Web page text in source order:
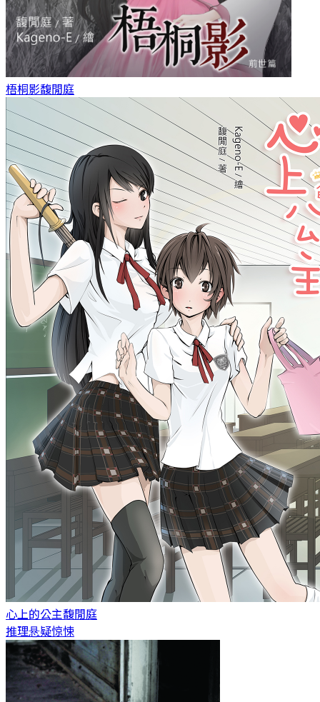
梧桐影馥閒庭
心上的公主馥閒庭
推理悬疑惊悚